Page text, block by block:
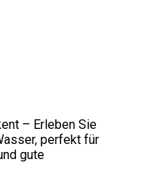
– Erleben Sie
perfekt für
gute